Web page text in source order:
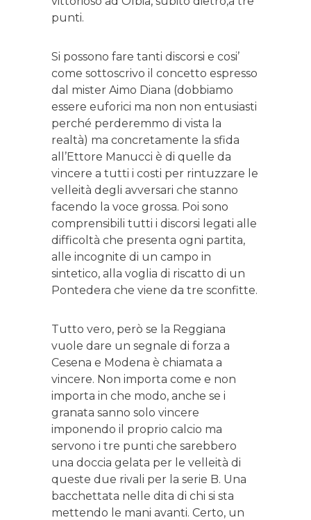
punti.
Si possono fare tanti discorsi e cosi’
come sottoscrivo il concetto espresso
dal mister Aimo Diana (dobbiamo
essere euforici ma non non entusiasti
perché perderemmo di vista la
realtà) ma concretamente la sfida
all’Ettore Manucci è di quelle da
vincere a tutti i costi per rintuzzare le
velleità degli avversari che stanno
facendo la voce grossa. Poi sono
comprensibili tutti i discorsi legati alle
difficoltà che presenta ogni partita,
alle incognite di un campo in
sintetico, alla voglia di riscatto di un
Pontedera che viene da tre sconfitte.
Tutto vero, però se la Reggiana
vuole dare un segnale di forza a
Cesena e Modena è chiamata a
vincere. Non importa come e non
importa in che modo, anche se i
granata sanno solo vincere
imponendo il proprio calcio ma
servono i tre punti che sarebbero
una doccia gelata per le velleità di
queste due rivali per la serie B. Una
bacchettata nelle dita di chi si sta
mettendo le mani avanti. Certo, un